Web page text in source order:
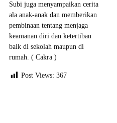
Subi juga menyampaikan cerita
ala anak-anak dan memberikan
pembinaan tentang menjaga
keamanan diri dan ketertiban
baik di sekolah maupun di
rumah. ( Cakra )
Post Views: 367